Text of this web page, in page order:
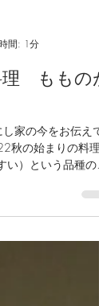
間: 1分
もものが
家の今をお伝えで
）という品種の
リに仕立て、天然